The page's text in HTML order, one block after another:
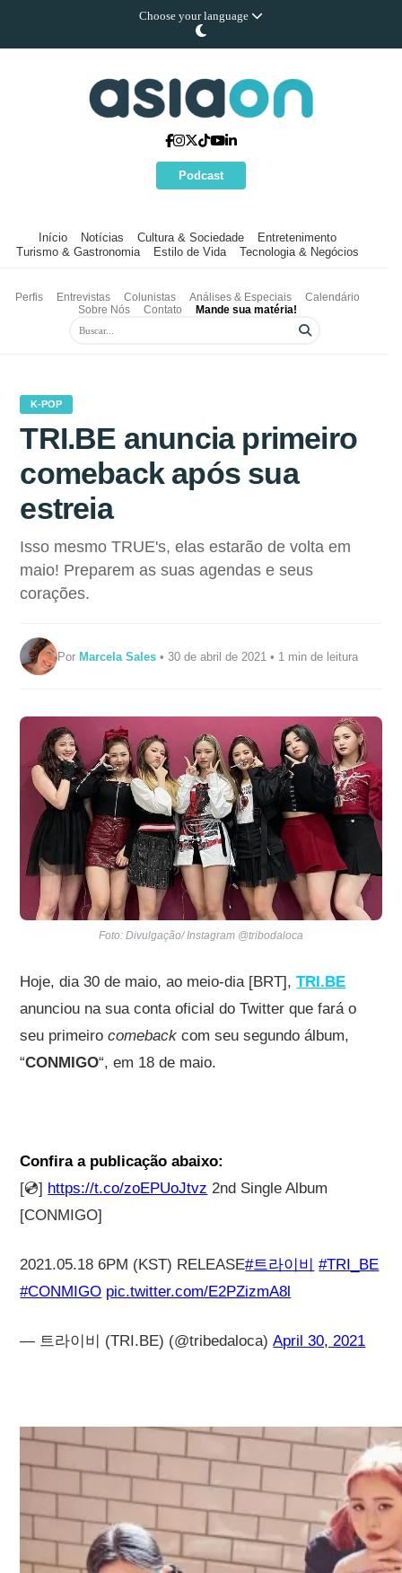
Choose your language
Podcast
Início Notícias Cultura & Sociedade
Entretenimento
Turismo & Gastronomia
Estilo de Vida Tecnologia & Negócios
Perfis Entrevistas Colunistas Análises & Especiais
Calendário
Sobre Nós
Contato Mande sua matéria!
K-POP
TRI.BE anuncia primeiro
comeback após sua
estreia
Isso mesmo TRUE's, elas estarão de volta em
maio! Preparem as suas agendas e seus
corações.
PorMarcela Sales • 30 de abril de 2021 • 1 min de leitura
Foto: Divulgação/ Instagram @tribodaloca
Hoje, dia 30 de maio, ao meio-dia [BRT],TRI.BE
anunciou na sua conta oficial do Twitter que fará o
seu primeirocomeback com seu segundo álbum,
“CONMIGO“, em 18 de maio.
Confira a publicação abaixo:
[💿] https://t.co/zoEPUoJtvz 2nd Single Album
[CONMIGO]
2021.05.18 6PM (KST) RELEASE#트라이비
#TRI_BE
#CONMIGO pic.twitter.com/E2PZizmA8l
— 트라이비 (TRI.BE) (@tribedaloca)April 30, 2021